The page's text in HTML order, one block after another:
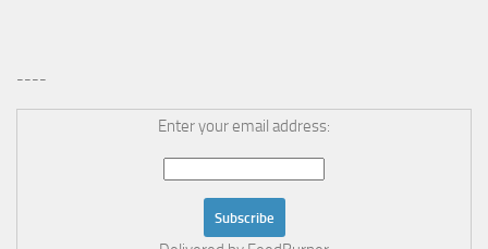
----
Enter your email address: